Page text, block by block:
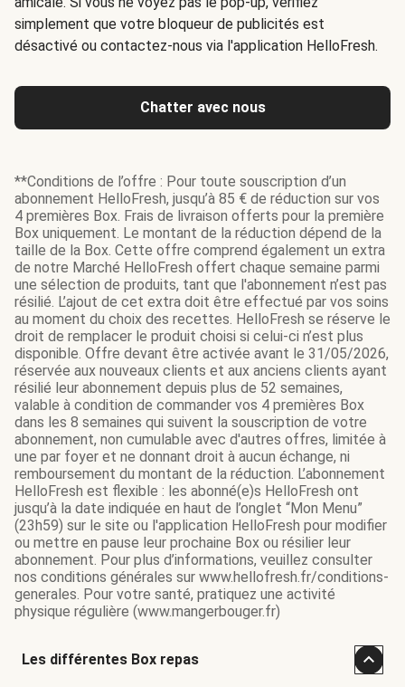
simplement que votre bloqueur de publicités est
désactivé ou contactez-nous via l'application HelloFresh.
Chatter avec nous
**Conditions de l’offre : Pour toute souscription d’un
abonnement HelloFresh, jusqu’à 85 € de réduction sur vos
4 premières Box. Frais de livraison offerts pour la première
Box uniquement. Le montant de la réduction dépend de la
taille de la Box. Cette offre comprend également un extra
de notre Marché HelloFresh offert chaque semaine parmi
une sélection de produits, tant que l'abonnement n’est pas
résilié. L’ajout de cet extra doit être effectué par vos soins
au moment du choix des recettes. HelloFresh se réserve le
droit de remplacer le produit choisi si celui-ci n’est plus
disponible. Offre devant être activée avant le 31/05/2026,
réservée aux nouveaux clients et aux anciens clients ayant
résilié leur abonnement depuis plus de 52 semaines,
valable à condition de commander vos 4 premières Box
dans les 8 semaines qui suivent la souscription de votre
abonnement, non cumulable avec d'autres offres, limitée à
une par foyer et ne donnant droit à aucun échange, ni
remboursement du montant de la réduction. L’abonnement
HelloFresh est flexible : les abonné(e)s HelloFresh ont
jusqu’à la date indiquée en haut de l’onglet “Mon Menu”
(23h59) sur le site ou l'application HelloFresh pour modifier
ou mettre en pause leur prochaine Box ou résilier leur
abonnement. Pour plus d’informations, veuillez consulter
nos conditions générales sur www.hellofresh.fr/conditions-
generales. Pour votre santé, pratiquez une activité
physique régulière (www.mangerbouger.fr)
Les différentes Box repas